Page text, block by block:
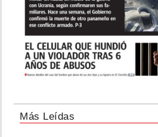
Más Leídas